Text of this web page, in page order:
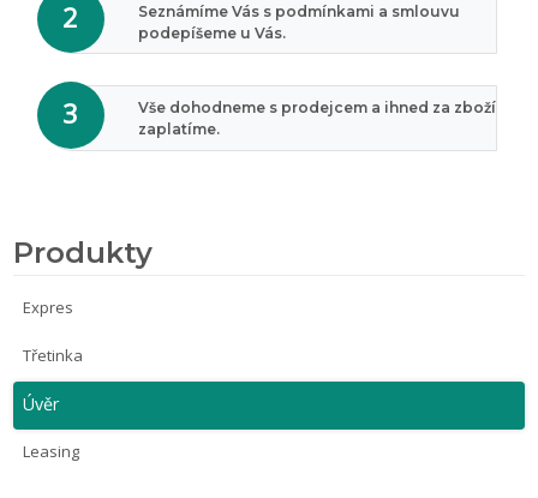
Seznámíme Vás s podmínkami a smlouvu
podepíšeme u Vás.
Vše dohodneme s prodejcem a ihned za zboží
zaplatíme.
Produkty
Expres
Třetinka
Úvěr
Leasing